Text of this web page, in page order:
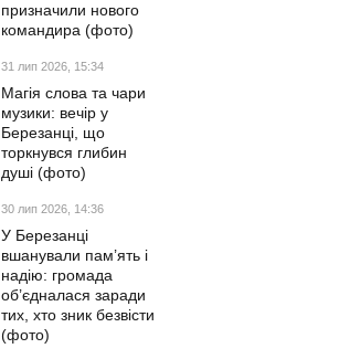
призначили нового
командира (фото)
31 лип 2026, 15:34
Магія слова та чари
музики: вечір у
Березанці, що
торкнувся глибин
душі (фото)
30 лип 2026, 14:36
У Березанці
вшанували пам’ять і
надію: громада
об’єдналася заради
тих, хто зник безвісти
(фото)